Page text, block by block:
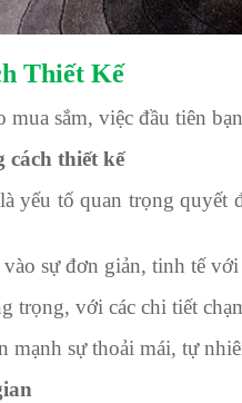
Thiết Kế
mua sắm, việc đầu tiên
cách thiết kế
yếu tố quan trọng
sự đơn giản, tinh tế
trọng, với các chi tiết
mạnh sự thoải mái, tự